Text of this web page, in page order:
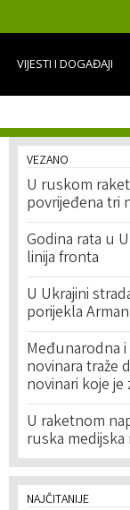
VIJESTI I DOGAĐAJI
VEZANO
U ruskom
povrijeđena tri
Godina rata u
linija fronta
U Ukrajini
porijekla
Međunarodna
novinara traže
novinari koje je
U raketnom
ruska medijska
NAJČITANIJE